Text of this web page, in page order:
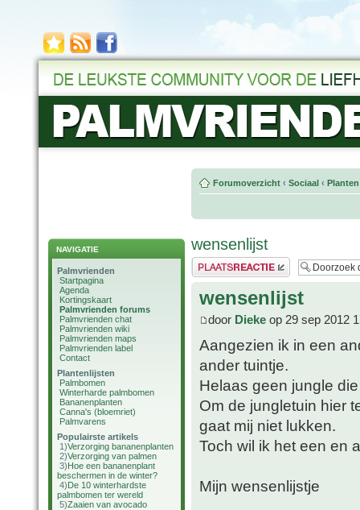
NAVIGATIE
Palmvrienden
Startpagina
Agenda
Kortingskaart
Palmvrienden forums
Palmvrienden chat
Palmvrienden wiki
Palmvrienden maps
Palmvrienden label
Contact
Plantenlijsten
Palmbomen
Winterharde palmbomen
Bananenplanten
Canna's (bloemriet)
Palmvarens
Populairste artikels
1)Verzorging bananenplanten
2)Verzorging van palmen
3)Hoe een bananenplant
beschermen in de winter?
4)De 10 winterhardste
palmbomen ter wereld
5)Zaaien van avocado
Forumoverzicht ‹ Sociaal ‹
wensenlijst
Plaats een reactie
wensenlijst
door Dieke op 29 sep 2012
Aangezien ik in een
ander tuintje.
Helaas geen jungle
Om de jungletuin hier
gaat mij niet lukken.
Toch wil ik het een en
Mijn wensenlijstje